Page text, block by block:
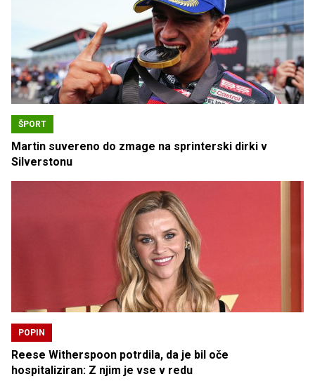
ŠPORT
Martin suvereno do zmage na sprinterski dirki v
Silverstonu
POPIN
Reese Witherspoon potrdila, da je bil oče
hospitaliziran: Z njim je vse v redu